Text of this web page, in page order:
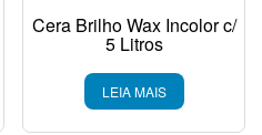
Cera Brilho Wax Incolor c/
5 Litros
LEIA MAIS